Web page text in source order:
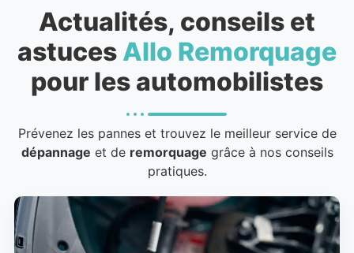
Actualités, conseils et
astuces Allo Remorquage
pour les automobilistes
Prévenez les pannes et trouvez le meilleur service de
dépannage et de remorquage grâce à nos conseils
pratiques.